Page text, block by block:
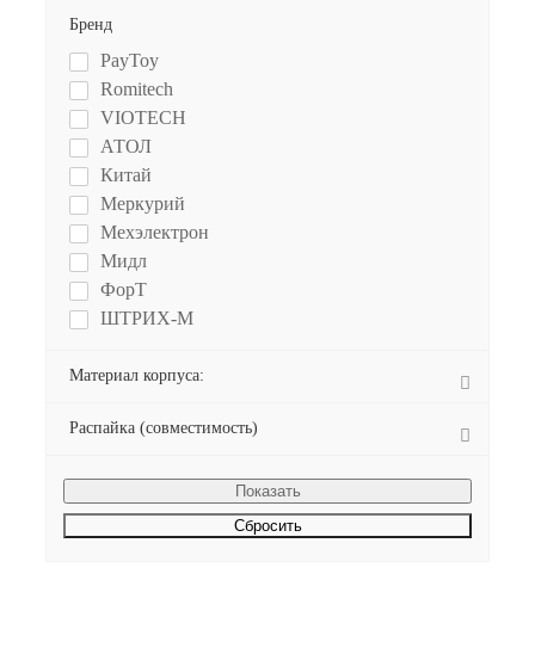
Бренд
PayToy
Romitech
VIOTECH
АТОЛ
Китай
Меркурий
Мехэлектрон
Мидл
ФорТ
ШТРИХ-М
Материал корпуса:
Распайка (совместимость)
Сбросить